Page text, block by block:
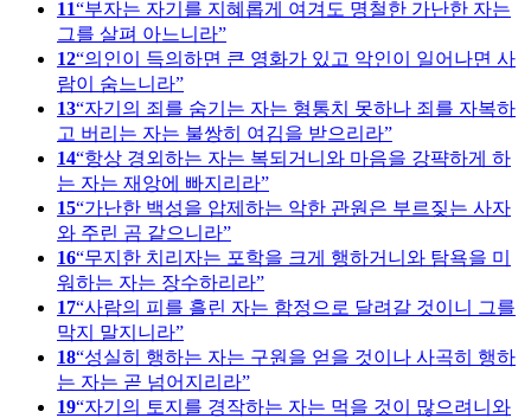
11 부자는 자기를 지혜롭게 여겨도 명철한 가난한 자는
그를 살펴 아느니라
12 의인이 득의하면 큰 영화가 있고 악인이 일어나면 사
람이 숨느니라
13 자기의 죄를 숨기는 자는 형통치 못하나 죄를 자복하
고 버리는 자는 불쌍히 여김을 받으리라
14 항상 경외하는 자는 복되거니와 마음을 강퍅하게 하
는 자는 재앙에 빠지리라
15 가난한 백성을 압제하는 악한 관원은 부르짖는 사자
와 주린 곰 같으니라
16 무지한 치리자는 포학을 크게 행하거니와 탐욕을 미
워하는 자는 장수하리라
17 사람의 피를 흘린 자는 함정으로 달려갈 것이니 그를
막지 말지니라
18 성실히 행하는 자는 구원을 얻을 것이나 사곡히 행하
는 자는 곧 넘어지리라
19 자기의 토지를 경작하는 자는 먹을 것이 많으려니와